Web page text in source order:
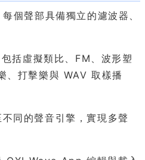
個聲部具備獨立的濾波器、
括虛擬類比、FM、波形塑
、打擊樂與 WAV 取樣播
同的聲音引擎，實現多聲